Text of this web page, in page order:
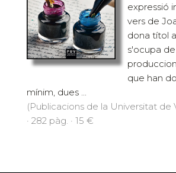
expressió
vers de
dona títol
s'ocupa
que han
mínim, dues ...
(Publicacions de la Universitat de
· 282 pàg. · 15 €